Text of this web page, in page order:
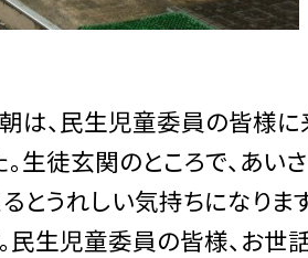
朝は、民生児童委員の皆様
生徒玄関のところで、あい
とうれしい気持ちになりま
生児童委員の皆様、お世